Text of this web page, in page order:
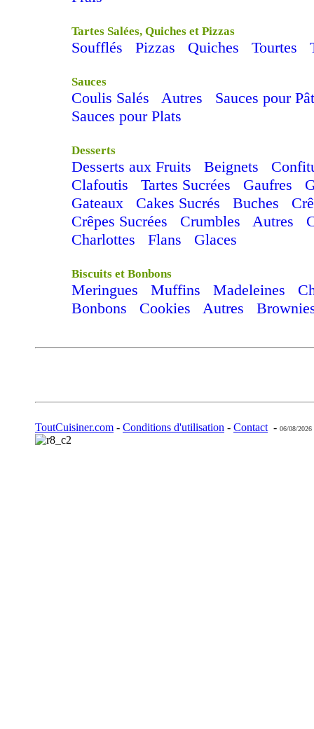
Tartes Salées, Quiches et Pizzas
Soufflés Pizzas Quiches Tourtes
Sauces
Coulis Salés Autres
Sauces pour
Sauces pour Plats
Desserts
Desserts aux Fruits Beignets
Clafoutis
Tartes Sucrées Gaufres
Gateaux
Cakes Sucrés Buches
Crêpes Sucrées
Crumbles Autres
Charlottes
Flans Glaces
Biscuits et Bonbons
Meringues Muffins Madeleines
Bonbons
Cookies Autres
ToutCuisiner.com - Conditions d'utilisation - Contact - 06/08/2026